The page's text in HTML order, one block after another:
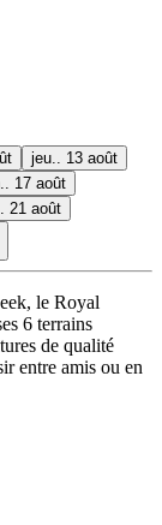
jeu.. 13 août
17 août
21 août
le Royal
6 terrains
de qualité
entre amis ou en